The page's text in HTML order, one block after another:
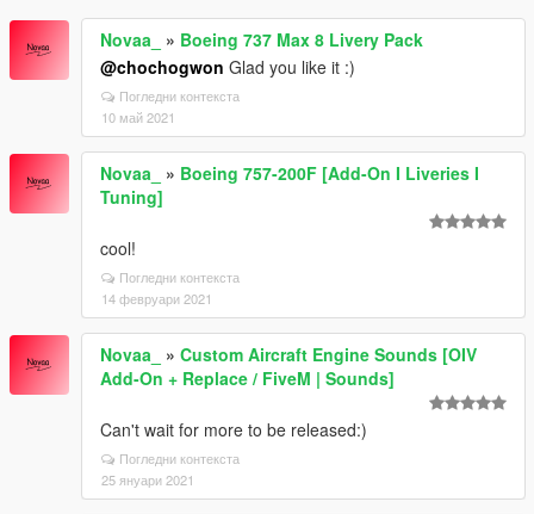
Novaa_ » Boeing 737 Max 8 Livery Pack
@chochogwon Glad you like it :)
Погледни контекста
10 май 2021
Novaa_ » Boeing 757-200F [Add-On I Liveries I
Tuning]
cool!
Погледни контекста
14 февруари 2021
Novaa_ » Custom Aircraft Engine Sounds [OIV
Add-On + Replace / FiveM | Sounds]
Can't wait for more to be released:)
Погледни контекста
25 януари 2021